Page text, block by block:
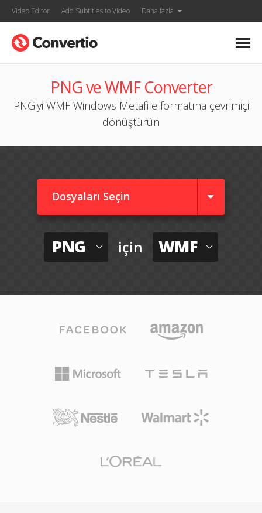
Video Editor Add Subtitles to Video Daha fazla
PNG ve WMF Converter
PNG'yi WMF Windows Metafile formatına çevrimiçi
dönüştürün
Dosyaları Seçin
PNG için WMF